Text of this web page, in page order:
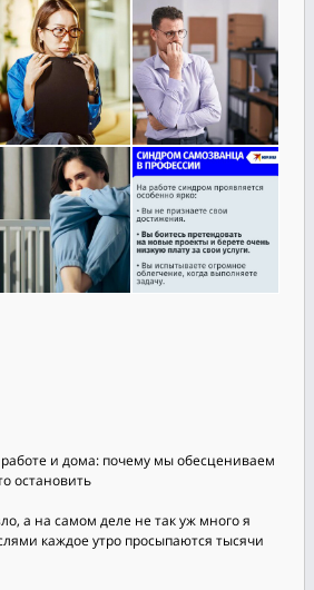
и дома: почему мы обесцениваем
остановить
а на самом деле не так уж много я
каждое утро просыпаются тысячи